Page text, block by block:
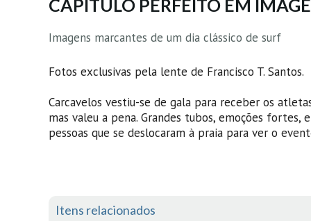
CAPÍTULO PERFEITO EM
Imagens marcantes de um dia clássico de surf
Fotos exclusivas pela lente de Francisco T. Santos.
Carcavelos vestiu-se de gala para receber os
mas valeu a pena. Grandes tubos, emoções
pessoas que se deslocaram à praia para ver o
Itens relacionados